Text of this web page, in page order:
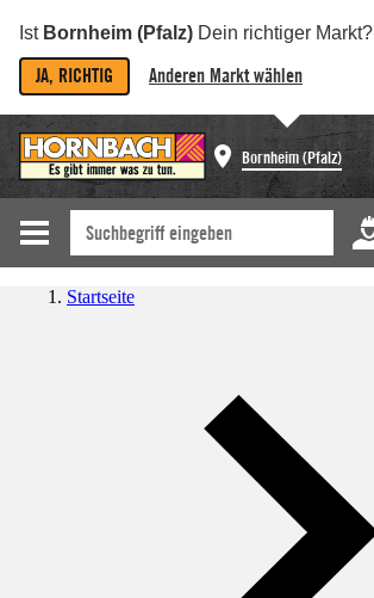
Ist Bornheim (Pfalz) Dein richtiger Markt?
JA, RICHTIG Anderen Markt wählen
Bornheim (Pfalz)
Startseite